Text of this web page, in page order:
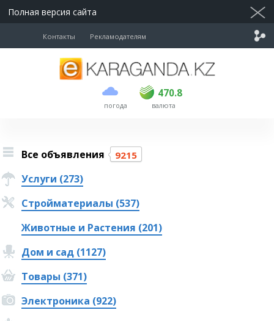
Полная версия сайта
Контакты Рекламодателям
погода
470.8
покупка продажа
USD 468.5 470.8
EUR валюта
Все объявления 9215
Услуги (273)
Стройматериалы (537)
Животные и Растения (201)
Дом и сад (1127)
Товары (371)
Электроника (922)